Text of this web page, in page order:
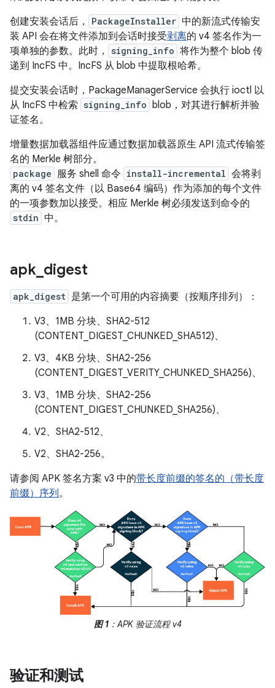
创建安装会话后，
PackageInstaller 中的新流式传输安
装 API 会在将文件添加到会话时接受剥离的 v4 签名作为一
项单独的参数。此时，
signing_info 将作为整个 blob 传
递到 IncFS 中。IncFS 从 blob 中提取根哈希。
提交安装会话时，PackageManagerService 会执行 ioctl 以
从 IncFS 中检索 signing_info blob，对其进行解析并验
证签名。
增量数据加载器组件应通过数据加载器原生 API 流式传输签
名的 Merkle 树部分。
package 服务 shell 命令 install-incremental 会将剥
离的 v4 签名文件（以 Base64 编码）作为添加的每个文件
的一项参数加以接受。相应 Merkle 树必须发送到命令的
stdin 中。
apk digest
apk_digest 是第一个可用的内容摘要（按顺序排列）：
V3、1MB 分块、SHA2-512
(CONTENT_DIGEST_CHUNKED_SHA512)、
V3、4KB 分块、SHA2-256
(CONTENT_DIGEST_VERITY_CHUNKED_SHA256)、
V3、1MB 分块、SHA2-256
(CONTENT_DIGEST_CHUNKED_SHA256)、
V2、SHA2-512、
V2、SHA2-256。
请参阅 APK 签名方案 v3 中的带长度前缀的签名的（带长度
前缀）序列。
图 1：APK 验证流程 v4
验证和测试